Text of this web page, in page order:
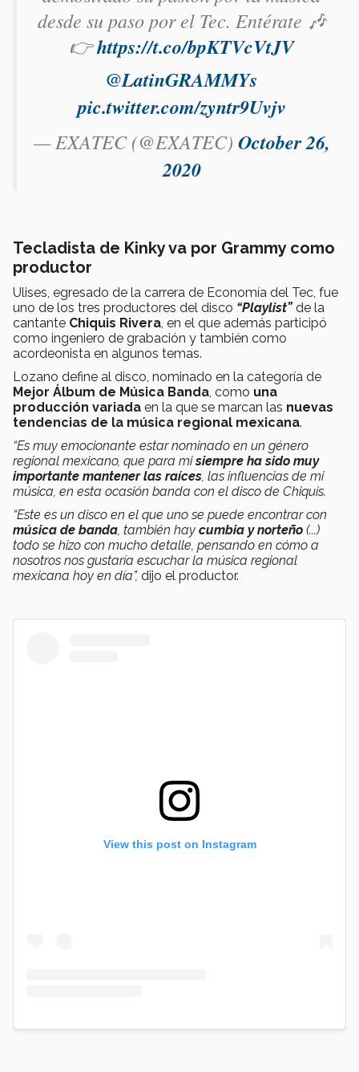
desde su paso por el Tec. Entérate 🎶
👉https://t.co/bpKTVcVtJV
@LatinGRAMMYs
pic.twitter.com/zyntr9Uvjv
— EXATEC (@EXATEC) October 26,
2020
Tecladista de Kinky va por Grammy como
productor
Ulises, egresado de la carrera de Economía del Tec, fue
uno de los tres productores del disco “Playlist”de la
cantante Chiquis Rivera, en el que además participó
como ingeniero de grabación y también como
acordeonista en algunos temas.
Lozano define al disco, nominado en la categoría de
Mejor Álbum de Música Banda, como una
producción variada en la que se marcan las nuevas
tendencias de la música regional mexicana.
“Es muy emocionante estar nominado en un género
regional mexicano, que para misiempre ha sido muy
importante mantener las raíces, las influencias de mi
música, en esta ocasión banda con el disco de Chiquis.
“Este es un disco en el que uno se puede encontrar con
música de banda, también hay cumbia y norteño (...)
todo se hizo con mucho detalle, pensando en cómo a
nosotros nos gustaría escuchar la música regional
mexicana hoy en día”, dijo el productor.
View this post on Instagram